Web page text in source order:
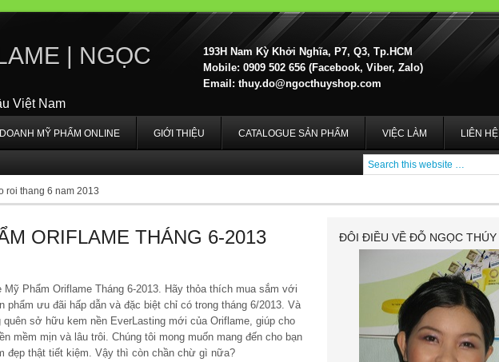
| NGỌC
Việt Nam
193H Nam Kỳ Khởi Nghĩa, P7, Q3, Tp.HCM
Mobile: 0909 502 656 (Facebook, Viber, Zalo)
Email: thuy.do@ngocthuyshop.com
MỸ PHẨM ONLINE GIỚI THIỆU CATALOGUE SẢN PHẨM VIỆC LÀM LIÊN HỆ
roi thang 6 nam 2013
ORIFLAME THÁNG 6-2013
Mỹ Phẩm Oriflame Tháng 6-2013. Hãy thỏa thích mua sắm với
phẩm ưu đãi hấp dẫn và đặc biệt chỉ có trong tháng 6/2013. Và
quên sở hữu kem nền EverLasting mới của Oriflame, giúp cho
mềm mịn và lâu trôi. Chúng tôi mong muốn mang đến cho bạn
đẹp thật tiết kiệm. Vậy thì còn chần chừ gì nữa?
ĐÔI ĐIỀU VỀ ĐỖ NGỌC THÚY